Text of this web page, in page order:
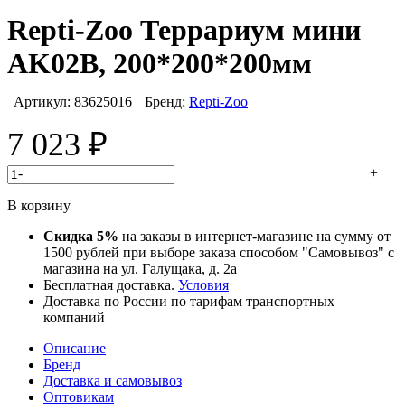
Repti-Zoo Террариум мини
AK02B, 200*200*200мм
Артикул: 83625016 Бренд: Repti-Zoo
7 023 ₽
- +
В корзину
Скидка 5% на заказы в интернет-магазине на сумму от
1500 рублей при выборе заказа способом "Самовывоз" с
магазина на ул. Галущака, д. 2а
Бесплатная доставка. Условия
Доставка по России по тарифам транспортных
компаний
Описание
Бренд
Доставка и самовывоз
Оптовикам